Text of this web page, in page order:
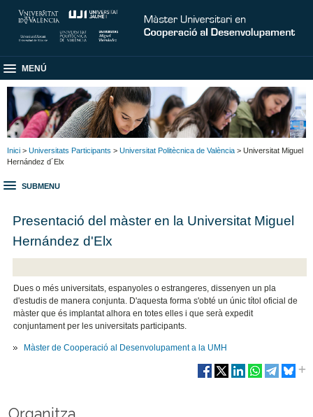
MENÚ
Inici > Universitats Participants > Universitat Politècnica de València > Universitat Miguel
Hernández d´Elx
SUBMENU
Presentació del màster en la Universitat Miguel
Hernández d'Elx
Dues o més universitats, espanyoles o estrangeres, dissenyen un pla
d'estudis de manera conjunta. D'aquesta forma s'obté un únic títol oficial de
màster que és implantat alhora en totes elles i que serà expedit
conjuntament per les universitats participants.
Màster de Cooperació al Desenvolupament a la UMH